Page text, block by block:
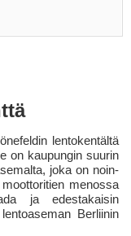
lentokentältä
on kaupungin suurin
joka on noin-
menossa
ja edestakaisin
Berliinin